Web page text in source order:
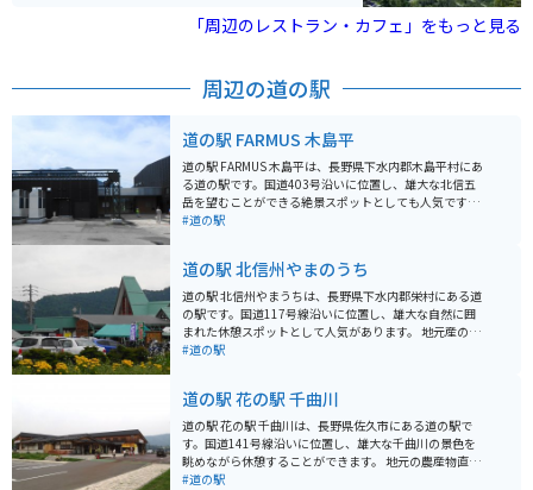
パンを使ったシチューで、絶景とともに味わうひととき
は格別。山頂へはマイカーやバイクの乗り入れができな
す。体力に自信があれば、「のぞき」付近の駐車場から
「周辺のレストラン・カフェ」をもっと見る
周辺の道の駅
道の駅 FARMUS 木島平
道の駅 FARMUS 木島平は、長野県下水内郡木島平村にあ
る道の駅です。国道403号沿いに位置し、雄大な北信五
岳を望むことができる絶景スポットとしても人気です。
地元の農産物が豊富に揃う直売所や、地元食材を使った
した駐車場が完備されているので安心です。北信五岳を
望む絶景の中をツーリングする際は、ぜひ立ち寄ってみ
てください。 木島平村は、米や野菜の栽培が盛んな地域
です。特に、ブランド米「木島平産コシヒカリ」は、そ
の美味しさが高く評価されています。道の駅では、地元
を楽しむことができます。
#道の駅
道の駅 北信州やまのうち
道の駅 北信州やまうちは、長野県下水内郡栄村にある道
の駅です。国道117号線沿いに位置し、雄大な自然に囲
まれた休憩スポットとして人気があります。 地元産の新
鮮な野菜や山菜、きのこなどが販売されており、お土産
を楽しむことができます。 バイクで訪れる場合、道の駅
には広々とした駐車場が完備されているので安心です。
周辺には、秋には一面の黄金色に染まる「黄金の里」
や、ブナの原生林が広がる「秋山郷」など、自然豊かな
観光スポットが点在しています。道の駅 北信州やまうち
#道の駅
道の駅 花の駅 千曲川
道の駅 花の駅 千曲川は、長野県佐久市にある道の駅で
す。国道141号線沿いに位置し、雄大な千曲川の景色を
眺めながら休憩することができます。 地元の農産物直売
所では、新鮮な野菜や果物をはじめ、地元産の加工品や
#道の駅